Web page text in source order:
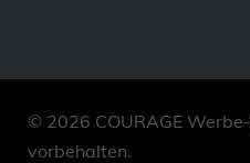
© 2026 COURAGE
vorbehalten.